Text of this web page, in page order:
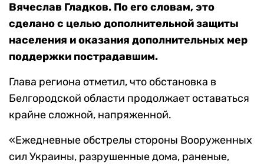
Вячеслав Гладков. По его словам, это
сделано с целью дополнительной защиты
населения и оказания дополнительных мер
поддержки пострадавшим.
Глава региона отметил, что обстановка в
Белгородской области продолжает оставаться
крайне сложной, напряженной.
«Ежедневные обстрелы стороны Вооруженных
сил Украины, разрушенные дома, раненые,